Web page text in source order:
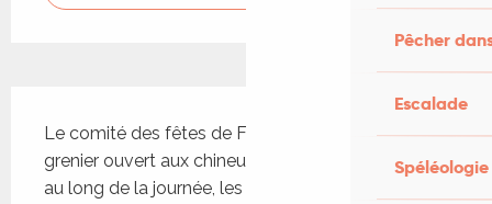
Pêcher
Escalade
Spéléologie
Le comité des fêtes de Felzins organise un vide-
grenier ouvert aux chineurs et aux exposants. Tout
au long de la journée, les visiteurs peuvent